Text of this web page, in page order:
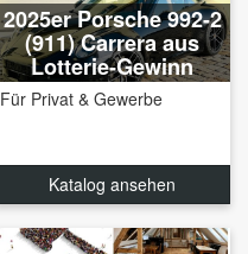
2025er Porsche 992-2
(911) Carrera aus
Lotterie-Gewinn
Für Privat & Gewerbe
Katalog ansehen